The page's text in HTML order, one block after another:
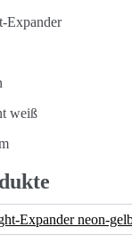
Expander
weiß